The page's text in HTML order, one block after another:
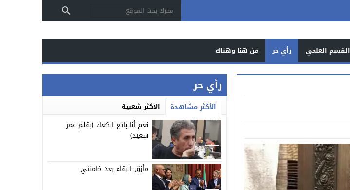
القسم العلمي رأي حر من هنا وهناك
رأي حر
الأكثر مشاهدة الأكثر شعبية
1
نعم أنا بائع الكعك (بقلم عمر
سعيد)
مأزق البقاء بعد خامنئي